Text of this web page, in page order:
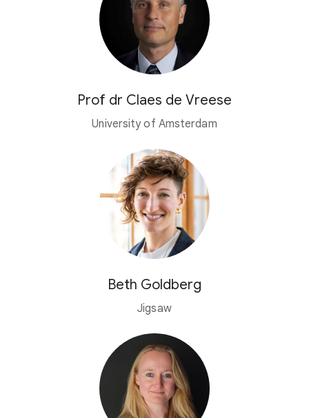
Prof dr Claes de Vreese
University of Amsterdam
Beth Goldberg
Jigsaw